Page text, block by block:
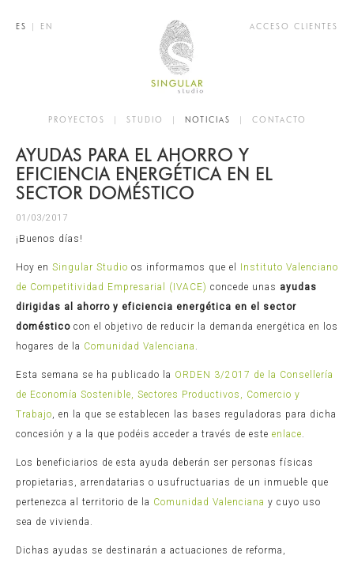
ES | EN ACCESO CLIENTES
PROYECTOS | STUDIO | NOTICIAS | CONTACTO
AYUDAS PARA EL AHORRO Y
EFICIENCIA ENERGÉTICA EN EL
SECTOR DOMÉSTICO
01/03/2017
¡Buenos días!
Hoy en Singular Studio os informamos que el
Instituto Valenciano
de Competitividad Empresarial (IVACE) concede unas ayudas
dirigidas al ahorro y eficiencia energética en el sector
doméstico con el objetivo de reducir la demanda energética en los
hogares de la Comunidad Valenciana .
Esta semana se ha publicado la ORDEN 3/2017 de la Consellería
de Economía Sostenible, Sectores Productivos, Comercio y
Trabajo, en la que se establecen las bases reguladoras para dicha
concesión y a la que podéis acceder a través de este enlace.
Los beneficiarios de esta ayuda deberán ser personas físicas
propietarias, arrendatarias o usufructuarias de un inmueble que
pertenezca al territorio de la Comunidad Valenciana y cuyo uso
sea de vivienda.
Dichas ayudas se destinarán a actuaciones de reforma,